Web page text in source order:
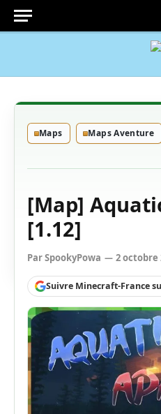
Maps Maps Aventure
[Map]
[1.12]
ParSpookyPowa 2 octobre
Suivre Minecraft-France